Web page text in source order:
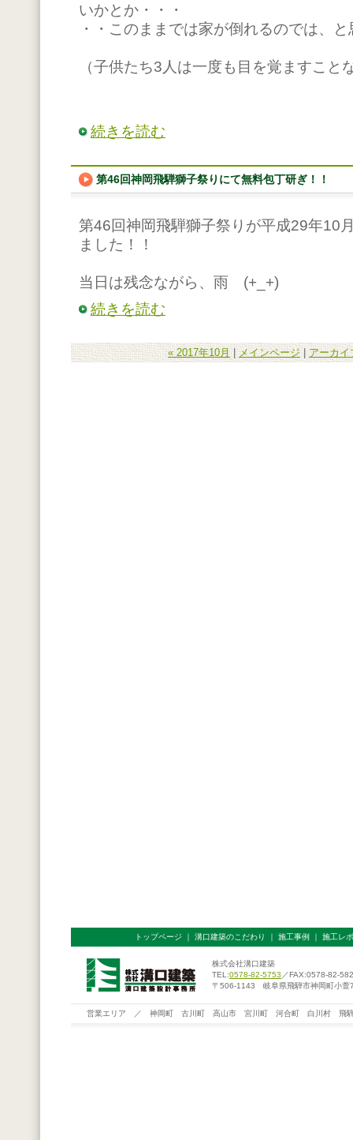
いかとか・・・
・・このままでは家が倒れるのでは、
（子供たち3人は一度も目を覚ますこ
続きを読む
第46回神岡飛騨獅子祭りにて無料包丁研ぎ！！
第46回神岡飛騨獅子祭りが平成29年10
ました！！
当日は残念ながら、雨 (+_+)
続きを読む
« 2017年10月 メインページ | アーカイ
トップページ ｜ 溝口建築のこだわり ｜ 施工事例 ｜ 施工レ
株式会社溝口建築
TEL:0578-82-5753 ／FAX:0578-82-
〒506-1143 岐阜県飛騨市神岡町小萱
営業エリア ／ 神岡町 古川町 高山市 宮川町 河合町 白川村 飛